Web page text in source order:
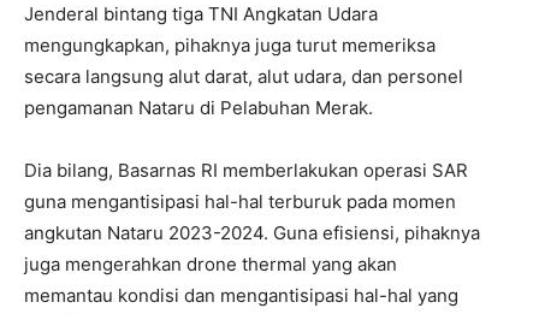
Jenderal bintang tiga TNI Angkatan Udara
mengungkapkan, pihaknya juga turut memeriksa
secara langsung alut darat, alut udara, dan personel
pengamanan Nataru di Pelabuhan Merak.
Dia bilang, Basarnas RI memberlakukan operasi SAR
guna mengantisipasi hal-hal terburuk pada momen
angkutan Nataru 2023-2024. Guna efisiensi, pihaknya
juga mengerahkan drone thermal yang akan
memantau kondisi dan mengantisipasi hal-hal yang